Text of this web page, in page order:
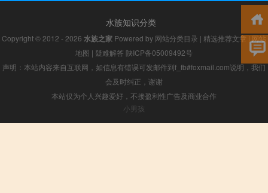
水族知识分类
Copyright © 2012 - 2026 水族之家 Powered by 网站分类目录 | 精选推荐文章|网站
地图 | 疑难解答 陕ICP备05009492号
声明：本站内容来自互联网，如信息有错误可发邮件到f_fb#foxmail.com说明，我们
会及时纠正，谢谢
本站仅为个人兴趣爱好，不接盈利性广告及商业合作
小男孩